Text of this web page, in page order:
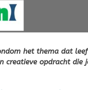
het thema dat
opdracht die